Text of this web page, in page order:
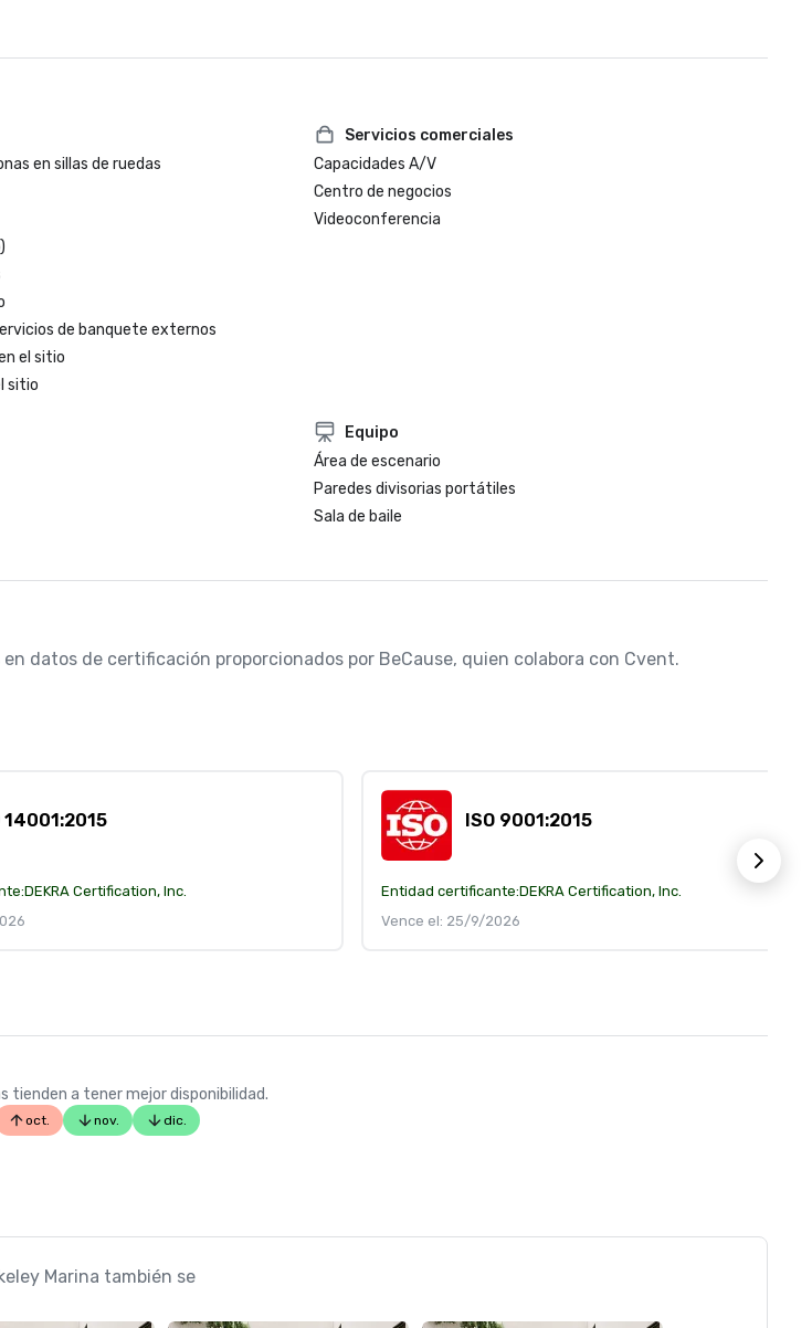
en sillas de ruedas
de banquete externos
el sitio
sitio
Servicios comerciales
Capacidades A/V
Centro de negocios
Videoconferencia
Equipo
Área de escenario
Paredes divisorias portátiles
Sala de baile
datos de certificación proporcionados por BeCause, quien colabora con Cvent.
14001:2015
DEKRA Certification, Inc.
ISO 9001:2015
Entidad certificante:DEKRA Certification, Inc.
Vence el: 25/9/2026
tienden a tener mejor disponibilidad.
oct. nov. dic.
Marina también se